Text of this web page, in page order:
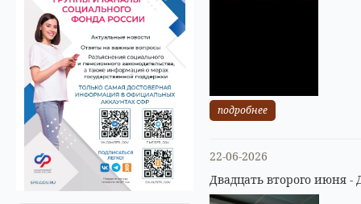
подробнее
22-06-2026
Двадцать второго июня -